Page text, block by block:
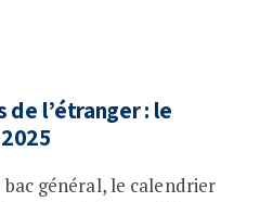
de l’étranger : le
général, le calendrier